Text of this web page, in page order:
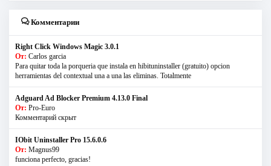
Комментарии
Right Click Windows Magic 3.0.1
От: Carlos garcia
Para quitar toda la porqueria que instala en hibituninstaller (gratuito) opcion
herramientas del contextual una a una las eliminas. Totalmente
Adguard Ad Blocker Premium 4.13.0 Final
От: Pro-Euro
Комментарий скрыт
IObit Uninstaller Pro 15.6.0.6
От: Magnus99
funciona perfecto, gracias!